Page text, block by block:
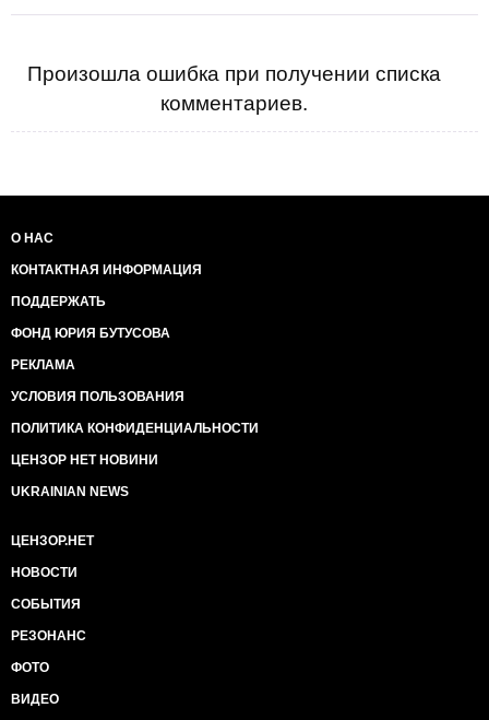
Произошла ошибка при получении списка
комментариев.
О НАС
КОНТАКТНАЯ ИНФОРМАЦИЯ
ПОДДЕРЖАТЬ
ФОНД ЮРИЯ БУТУСОВА
РЕКЛАМА
УСЛОВИЯ ПОЛЬЗОВАНИЯ
ПОЛИТИКА КОНФИДЕНЦИАЛЬНОСТИ
ЦЕНЗОР НЕТ НОВИНИ
UKRAINIAN NEWS
ЦЕНЗОР.НЕТ
НОВОСТИ
СОБЫТИЯ
РЕЗОНАНС
ФОТО
ВИДЕО